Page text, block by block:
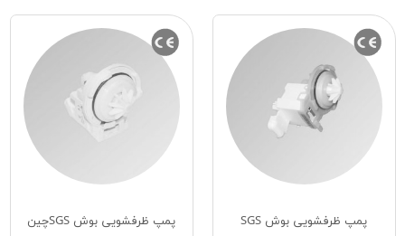
پمپ ظرفشویی بوش SGS
پمپ ظرفشویی بوش SGSچین